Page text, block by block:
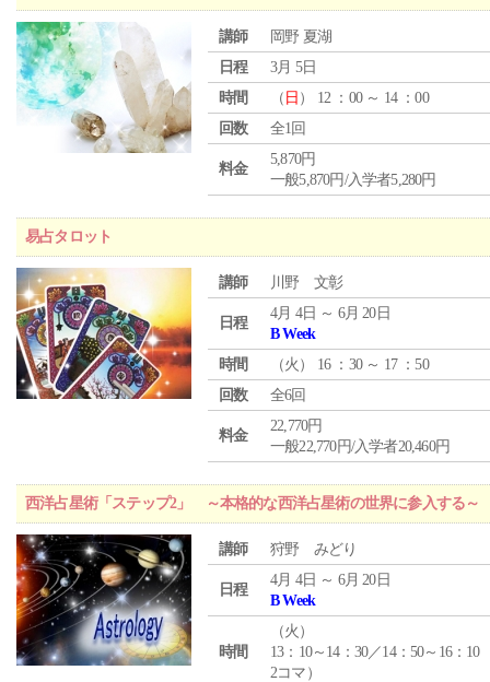
講師
岡野 夏湖
日程
3月 5日
時間
（ 日 ） 12 ：00 ～ 14 ：00
回数
全1回
料金
5,870円
一般5,870円/入学者5,280円
易占タロット
講師 川野 文彰
日程
4月 4日 ～ 6月 20日
B Week
時間
（火 ） 16 ：30 ～ 17 ：50
回数
全6回
料金
22,770円
一般22,770円/入学者20,460円
西洋占星術「ステップ2」 ～本格的な西洋占星術の世界に参入する～
講師 狩野 みどり
日程
4月 4日 ～ 6月 20日
B Week
時間
（火 ）
13：10～14：30／14：50～16：10
2コマ）